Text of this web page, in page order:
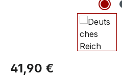
41,90 €